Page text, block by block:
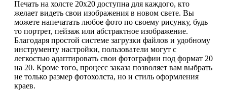
Печать на холсте 20х20 доступна для каждого, кто
желает видеть свои изображения в новом свете. Вы
можете напечатать любое фото по своему рисунку, будь
то портрет, пейзаж или абстрактное изображение.
Благодаря простой системе загрузки файлов и удобному
инструменту настройки, пользователи могут с
легкостью адаптировать свои фотографии под формат 20
на 20. Кроме того, процесс заказа позволяет вам выбрать
не только размер фотохолста, но и стиль оформления
краев.